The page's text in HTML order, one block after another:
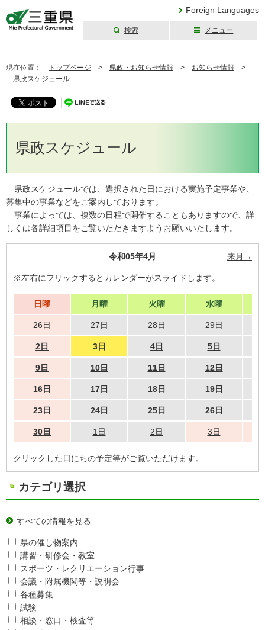
Foreign Languages
検索 メニュー
現在位置： トップページ > 県政・お知らせ情報 > お知らせ情報 >
県政スケジュール
県政スケジュール
県政スケジュールでは、選択された日における実施予定事業や、
募集中の事業などをご案内しております。
事業によっては、複数の日程で開催することもありますので、詳
しくは各詳細項目をご覧いただきますようお願いいたします。
令和05年4月 来月→
※左右にフリックするとカレンダーがスライドします。
日曜 月曜 火曜 水曜
26日 27日 28日 29日
2日 3日 4日 5日
9日 10日 11日 12日
16日 17日 18日 19日
23日 24日 25日 26日
30日 1日 2日 3日
クリックした日にちの予定等がご覧いただけます。
カテゴリ選択
すべての情報を見る
県の催し物案内
講習・研修会・教室
スポーツ・レクリエーション行事
会議・附属機関等・説明会
各種募集
試験
相談・窓口・検査等